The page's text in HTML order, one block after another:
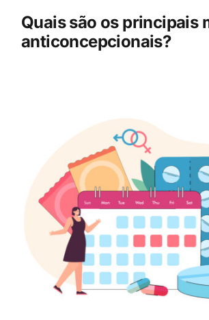
Quais são os principais
anticoncepcionais?